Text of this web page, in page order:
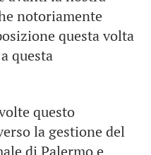
notoriamente
questa volta
questa
questo
la gestione del
di Palermo e